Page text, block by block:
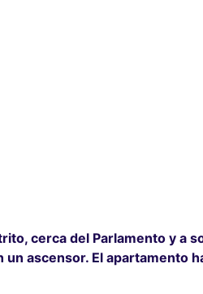
cerca del Parlamento y a
ascensor. El apartamento